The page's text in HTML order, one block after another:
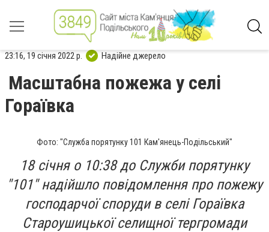
23:16, 19 січня 2022 р. Надійне джерело
Масштабна пожежа у селі
Гораївка
Фото: "Служба порятунку 101 Кам'янець-Подільський"
18 січня о 10:38 до Служби порятунку
"101" надійшло повідомлення про пожежу
господарчої споруди в селі Гораївка
Староушицької селищної тергромади